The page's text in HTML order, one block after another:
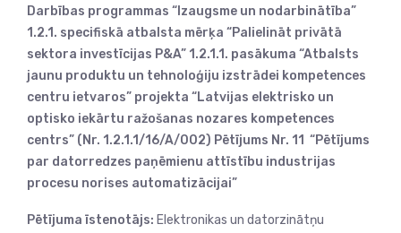
Darbības programmas “Izaugsme un nodarbinātība”
1.2.1. specifiskā atbalsta mērķa “Palielināt privātā
sektora investīcijas P&A” 1.2.1.1. pasākuma “Atbalsts
jaunu produktu un tehnoloģiju izstrādei kompetences
centru ietvaros” projekta “Latvijas elektrisko un
optisko iekārtu ražošanas nozares kompetences
centrs” (Nr. 1.2.1.1/16/A/002) Pētījums Nr. 11 “Pētījums
par datorredzes paņēmienu attīstību industrijas
procesu norises automatizācijai”
Pētījuma īstenotājs: Elektronikas un datorzinātņu